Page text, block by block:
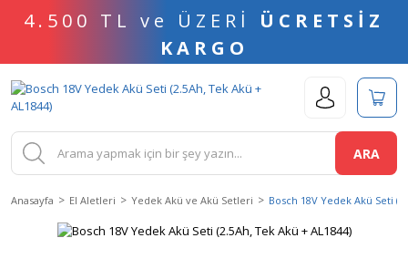
4.500 TL ve ÜZERİ ÜCRETSİZ
KARGO
ARA
Anasayfa El Aletleri Yedek Akü ve Akü Setleri Bosch 18V Yedek Akü Seti